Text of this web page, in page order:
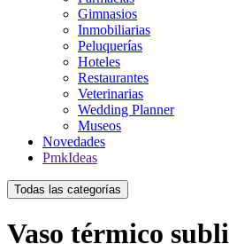
Gimnasios
Inmobiliarias
Peluquerías
Hoteles
Restaurantes
Veterinarias
Wedding Planner
Museos
Novedades
PmkIdeas
Todas las categorías
Vaso térmico